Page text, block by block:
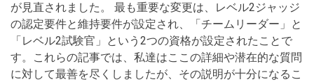
が見直されました。 最も重要な変更は、レベル2ジャッジ
の認定要件と維持要件が設定され、「チームリーダー」と
「レベル2試験官」という2つの資格が設定されたことで
す。これらの記事では、私達はここの詳細や潜在的な質問
に対して最善を尽くしましたが、その説明が十分になるこ